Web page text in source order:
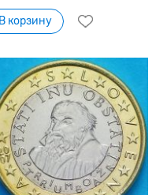
В корзину